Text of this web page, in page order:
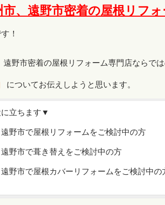
市、遠野市密着の屋根リフ
！
野市密着の屋根リフォーム専門店ならで
についてお伝えしようと思います。
立ちます▼
野市で屋根リフォームをご検討中の方
野市で葺き替えをご検討中の方
野市で屋根カバーリフォームをご検討中の